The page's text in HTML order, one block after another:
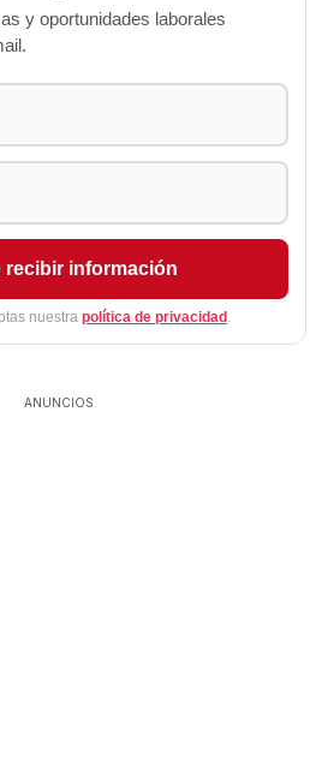
y oportunidades laborales
recibir información
nuestra política de privacidad .
ANUNCIOS